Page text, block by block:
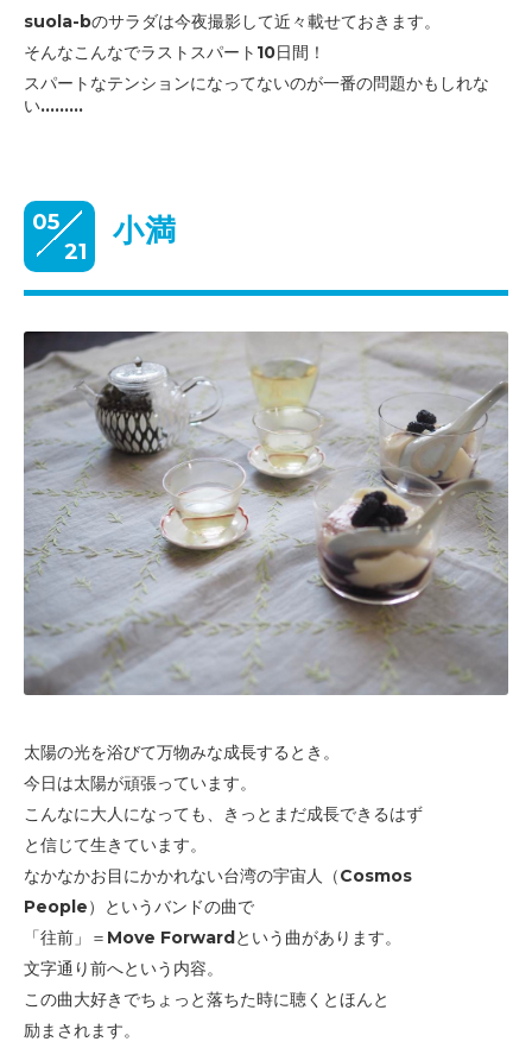
suola-bのサラダは今夜撮影して近々載せておきます。
そんなこんなでラストスパート10日間！
スパートなテンションになってないのが一番の問題かもしれな
い.........
05
21
小満
太陽の光を浴びて万物みな成長するとき。
今日は太陽が頑張っています。
こんなに大人になっても、きっとまだ成長できるはず
と信じて生きています。
なかなかお目にかかれない台湾の宇宙人（Cosmos
People）というバンドの曲で
「往前」＝Move Forwardという曲があります。
文字通り前へという内容。
この曲大好きでちょっと落ちた時に聴くとほんと
励まされます。